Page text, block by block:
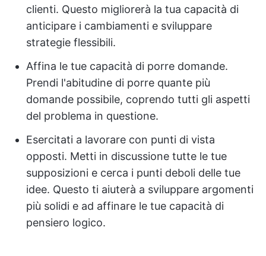
clienti. Questo migliorerà la tua capacità di
anticipare i cambiamenti e sviluppare
strategie flessibili.
Affina le tue capacità di porre domande.
Prendi l'abitudine di porre quante più
domande possibile, coprendo tutti gli aspetti
del problema in questione.
Esercitati a lavorare con punti di vista
opposti. Metti in discussione tutte le tue
supposizioni e cerca i punti deboli delle tue
idee. Questo ti aiuterà a sviluppare argomenti
più solidi e ad affinare le tue capacità di
pensiero logico.